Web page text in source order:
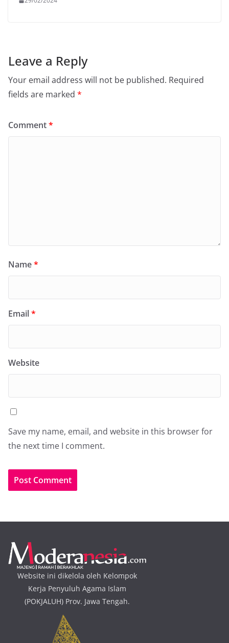
Leave a Reply
Your email address will not be published. Required
fields are marked *
Comment*
Name*
Email*
Website
Save my name, email, and website in this browser for
the next time I comment.
Website ini dikelola oleh Kelompok
Kerja Penyuluh Agama Islam
(POKJALUH) Prov. Jawa Tengah.